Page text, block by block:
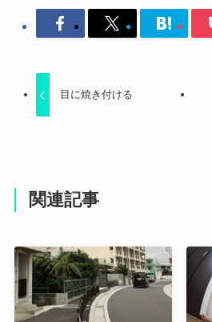
目に焼き付ける
関連記事